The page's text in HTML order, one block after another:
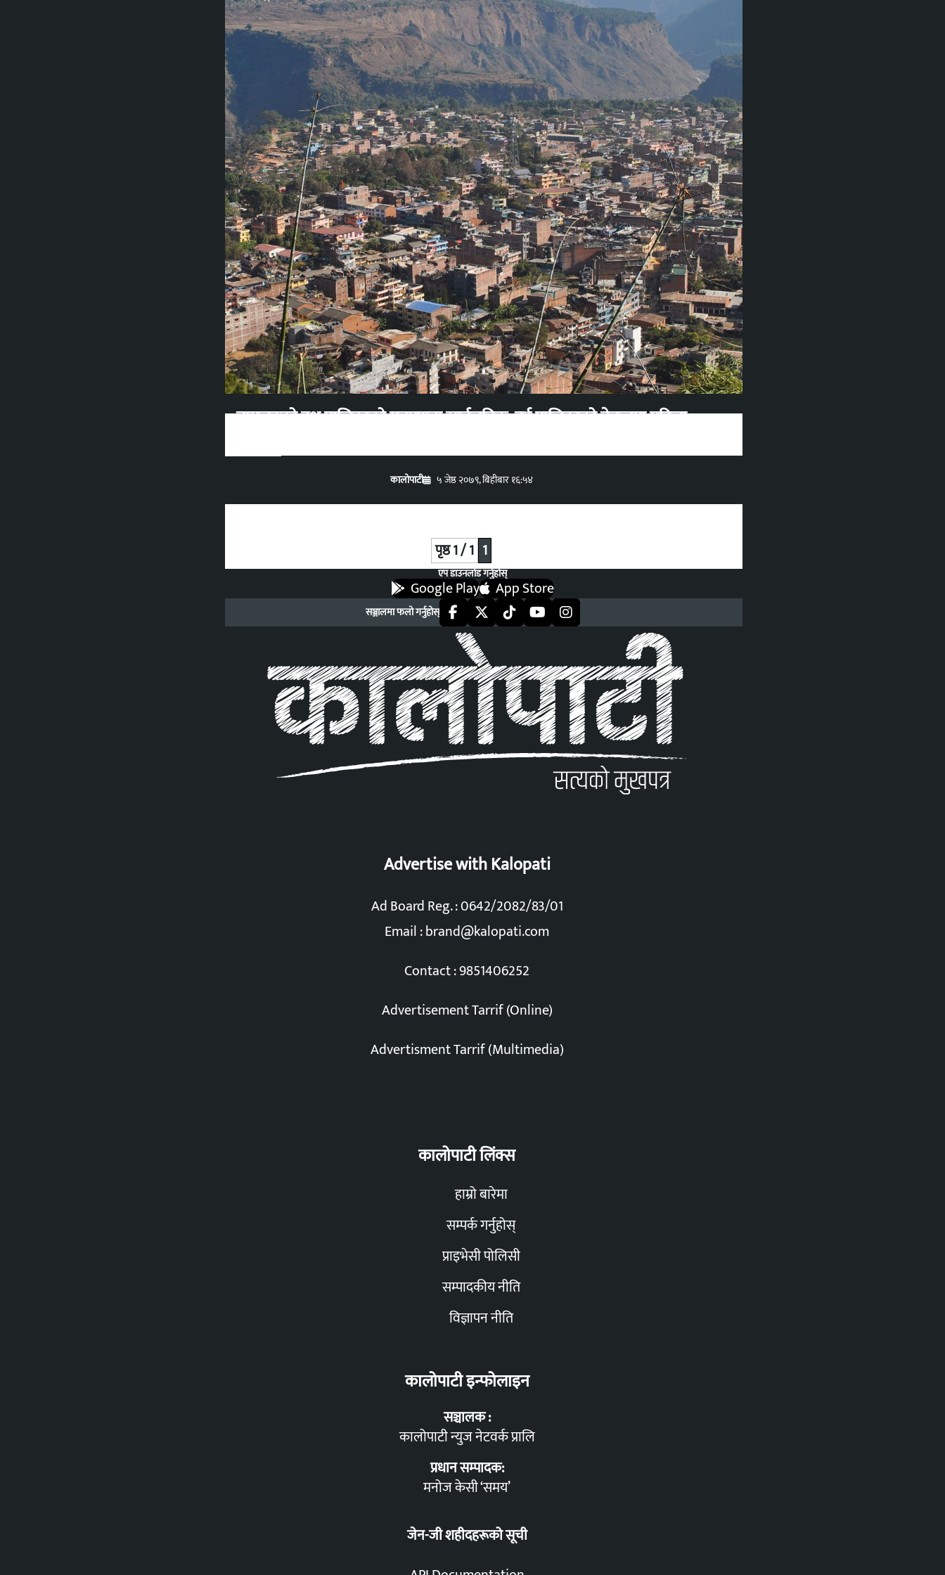
बागलुङको दश पालिकाको मतगणना सार्वजनिक, दुई पालिकाको नेतृत्वमा महिला
कालोपाटी ५ जेष्ठ २०७९, बिहीबार १६:५४
पृष्ठ 1 / 1 1
एप डाउनलोड गर्नुहोस्
Google Play App Store
सञ्जालमा फलो गर्नुहोस्
Advertise with Kalopati
Ad Board Reg. : 0642/2082/83/01
Email :brand@kalopati.com
Contact : 9851406252
Advertisement Tarrif (Online)
Advertisment Tarrif (Multimedia)
कालोपाटी लिंक्स
हाम्रो बारेमा
सम्पर्क गर्नुहोस्
प्राइभेसी पोलिसी
सम्पादकीय नीति
विज्ञापन नीति
कालोपाटी इन्फोलाइन
सञ्चालक :
कालोपाटी न्युज नेटवर्क प्रालि
प्रधान सम्पादक:
मनोज केसी ‘समय’
जेन-जी शहीदहरूको सूची